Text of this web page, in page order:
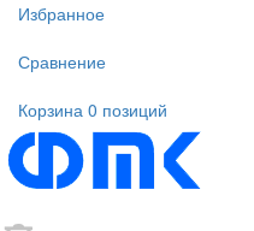
Избранное
Сравнение
Корзина 0 позиций